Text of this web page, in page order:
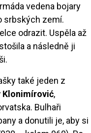
vedena bojary
srbských zemí.
odrazit. Uspěla až
a následně ji
také jeden z
Klonimírović,
Bulhaři
a donutili je, aby si